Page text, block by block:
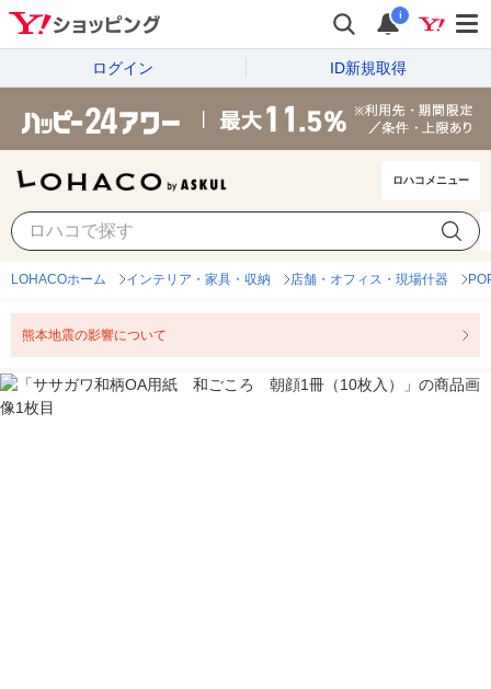
i
ログイン ID新規取得
ロハコメニュー
LOHACOホーム インテリア・家具・収納 店舗・オフィス・現場什器
熊本地震の影響について